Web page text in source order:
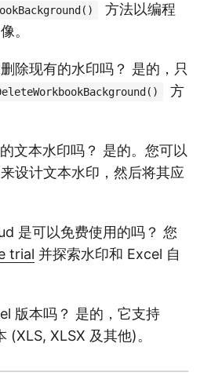
方法以编程
。
除现有的水印吗？ 是的，只
方
文本水印吗？ 是的。您可以
设计文本水印，然后将其应
是可以免费使用的吗？ 您
trial 并探索水印和 Excel 自
版本吗？ 是的，它支持
XLSX 及其他)。